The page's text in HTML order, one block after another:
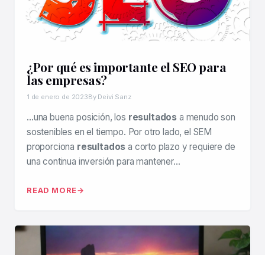
¿Por qué es importante el SEO para
las empresas?
1 de enero de 2023By Deivi Sanz
…una buena posición, los resultados a menudo son
sostenibles en el tiempo. Por otro lado, el SEM
proporciona resultados a corto plazo y requiere de
una continua inversión para mantener…
READ MORE